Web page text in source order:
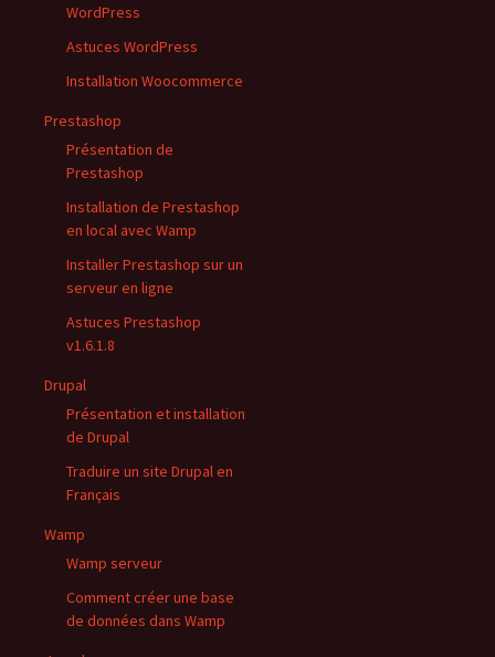
WordPress
Astuces WordPress
Installation Woocommerce
Prestashop
Présentation de
Prestashop
Installation de Prestashop
en local avec Wamp
Installer Prestashop sur un
serveur en ligne
Astuces Prestashop
v1.6.1.8
Drupal
Présentation et installation
de Drupal
Traduire un site Drupal en
Français
Wamp
Wamp serveur
Comment créer une base
de données dans Wamp